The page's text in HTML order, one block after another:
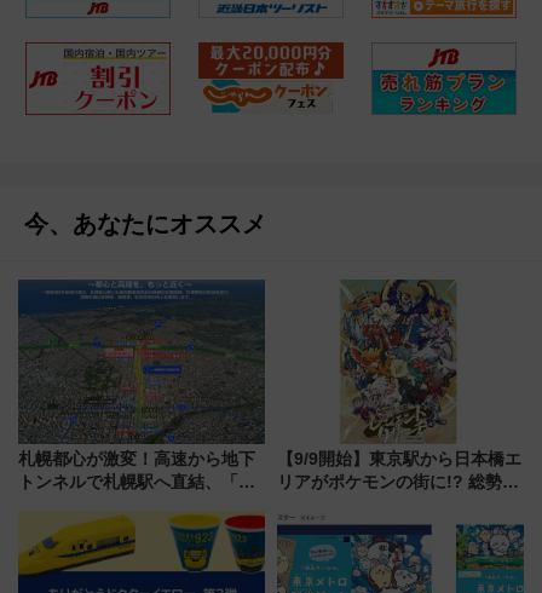
今、あなたにオススメ
札幌都心が激変！高速から地下
トンネルで札幌駅へ直結、「創
から本格着工、延長4.8km整備
事業の全貌
【9/9開始】東京駅から日本橋エ
リアがポケモンの街に!? 総勢
リサーチ」本格謎解き・グッズ
情報まとめ